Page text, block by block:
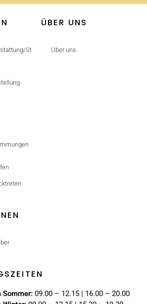
Steuerfrei
ÜBER UNS
Über uns
Sommer: 09.00 – 12.15 | 16.00 – 20.00